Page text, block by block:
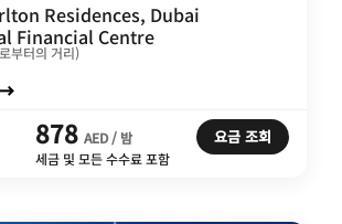
Residences, Dubai
Financial Centre
부터의 거리)
878 AED / 밤
세금 및 모든 수수료 포함
요금 조회